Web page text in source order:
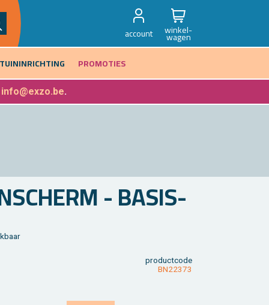
account winkel-
wagen
TUININRICHTING PROMOTIES
info@exzo.be.
- BA­SIS­
product­code
BN22373